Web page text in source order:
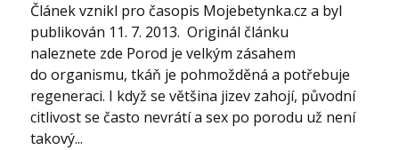
Článek vznikl pro časopis Mojebetynka.cz a byl
publikován 11. 7. 2013. Originál článku
naleznete zde Porod je velkým zásahem
do organismu, tkáň je pohmožděná a potřebuje
regeneraci. I když se většina jizev zahojí, původní
citlivost se často nevrátí a sex po porodu už není
takový...